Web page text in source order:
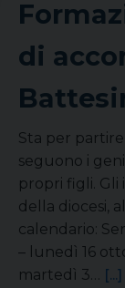
di
Sta per
seguono i
propri figli. Gli
della diocesi,
calendario:
– lunedì 16
martedì 3… [...]